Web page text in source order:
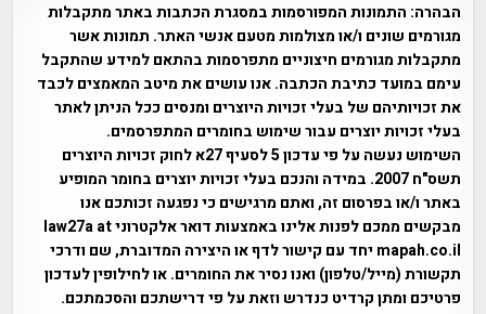
הבהרה: התמונות המפורסמות במסגרת הכתבות באתר מתקבלות
מגורמים שונים ו/או מצולמות מטעם אנשי האתר. תמונות אשר
מתקבלות מגורמים חיצוניים מתפרסמות בהתאם למידע שהתקבל
עימם במועד כתיבת הכתבה. אנו עושים את מיטב המאמצים לכבד
את זכויותיהם של בעלי זכויות היוצרים ומנסים ככל הניתן לאתר
בעלי זכויות יוצרים עבור שימוש בחומרים המתפרסמים.
השימוש נעשה על פי עדכון 5 לסעיף 27א לחוק זכויות היוצרים
תשס"ח 2007. במידה והנכם בעלי זכויות יוצרים בחומר המופיע
באתר ו/או בפרסום זה, ואתם מרגישים כי נפגעה זכותכם אנו
מבקשים ממכם לפנות אלינו באמצעות דואר אלקטרוני law27a at
mapah.co.il יחד עם קישור לדף או היצירה המדוברת, שם ודרכי
תקשורת (מייל/טלפון) ואנו נסיר את החומרים. או לחילופין לעדכון
פרטיכם ומתן קרדיט כנדרש וזאת על פי דרישתכם והסכמתכם.